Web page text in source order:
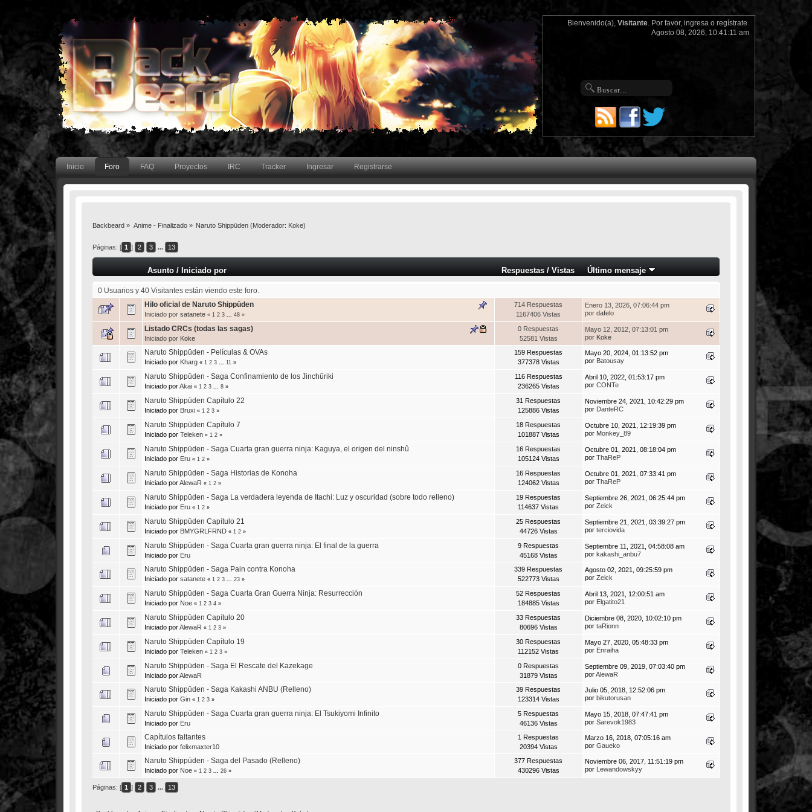
Bienvenido(a), Visitante. Por favor, ingresao regístrate.
Agosto 08, 2026, 10:41:11 am
Inicio Foro FAQ Proyectos IRC Tracker Ingresar Registrarse
Backbeard » Anime - Finalizado» Naruto Shippūden(Moderador: Koke)
Páginas: [ 1 ] 2 3 ... 13
Asunto /Iniciado por Respuestas / Vistas Último mensaje
0 Usuarios y 40 Visitantes están viendo este foro.
Hilo oficial de Naruto Shippūden
Iniciado por satanete « 1 2 3 48 »
714 Respuestas
1167406 Vistas
Enero 13, 2026, 07:06:44 pm
por dafelo
Listado CRCs (todas las sagas)
Iniciado por Koke
0 Respuestas
52581 Vistas
Mayo 12, 2012, 07:13:01 pm
por Koke
Naruto Shippūden - Películas & OVAs
Iniciado por Kharg « 1 2 3 11 »
159 Respuestas
377378 Vistas
Mayo 20, 2024, 01:13:52 pm
por Batousay
Naruto Shippūden - Saga Confinamiento de los Jinchûriki
Iniciado porAkai « 1 2 3 8 »
116 Respuestas
236265 Vistas
Abril 10, 2022, 01:53:17 pm
por CONTe
Naruto Shippūden Capítulo 22
Iniciado por Bruxi « 1 2 3 »
31 Respuestas
125886 Vistas
Noviembre 24, 2021, 10:42:29 pm
por DanteRC
Naruto Shippūden Capítulo 7
Iniciado por Teleken « 1 2 »
18 Respuestas
101887 Vistas
Octubre 10, 2021, 12:19:39 pm
por Monkey_89
Naruto Shippūden - Saga Cuarta gran guerra ninja: Kaguya, el origen del ninshû
Iniciado por Eru « 1 2 »
16 Respuestas
105124 Vistas
Octubre 01, 2021, 08:18:04 pm
por ThaReP
Naruto Shippūden - Saga Historias de Konoha
Iniciado porAlewaR « 1 2 »
16 Respuestas
124062 Vistas
Octubre 01, 2021, 07:33:41 pm
por ThaReP
Naruto Shippūden - Saga La verdadera leyenda de Itachi: Luz y oscuridad (sobre todo relleno)
Iniciado por Eru « 1 2 »
19 Respuestas
114637 Vistas
Septiembre 26, 2021, 06:25:44 pm
por Zeick
Naruto Shippūden Capítulo 21
Iniciado por BMYGRLFRND « 1 2 »
25 Respuestas
44726 Vistas
Septiembre 21, 2021, 03:39:27 pm
por terciovida
Naruto Shippūden - Saga Cuarta gran guerra ninja: El final de la guerra
Iniciado por Eru
9 Respuestas
45168 Vistas
Septiembre 11, 2021, 04:58:08 am
por kakashi_anbu7
Naruto Shippūden - Saga Pain contra Konoha
Iniciado por satanete « 1 2 3 23 »
339 Respuestas
522773 Vistas
Agosto 02, 2021, 09:25:59 pm
por Zeick
Naruto Shippūden - Saga Cuarta Gran Guerra Ninja: Resurrección
Iniciado por Noe « 1 2 3 4 »
52 Respuestas
184885 Vistas
Abril 13, 2021, 12:00:51 am
por Elgatito21
Naruto Shippūden Capítulo 20
Iniciado porAlewaR « 1 2 3 »
33 Respuestas
80696 Vistas
Diciembre 08, 2020, 10:02:10 pm
por taRionn
Naruto Shippūden Capítulo 19
Iniciado por Teleken « 1 2 3 »
30 Respuestas
112152 Vistas
Mayo 27, 2020, 05:48:33 pm
por Enraiha
Naruto Shippūden - Saga El Rescate del Kazekage
Iniciado porAlewaR
0 Respuestas
31879 Vistas
Septiembre 09, 2019, 07:03:40 pm
porAlewaR
Naruto Shippūden - Saga Kakashi ANBU (Relleno)
Iniciado por Gin « 1 2 3 »
39 Respuestas
123314 Vistas
Julio 05, 2018, 12:52:06 pm
por bikutorusan
Naruto Shippūden - Saga Cuarta gran guerra ninja: El Tsukiyomi Infinito
Iniciado por Eru
5 Respuestas
46136 Vistas
Mayo 15, 2018, 07:47:41 pm
por Sarevok1983
Capítulos faltantes
Iniciado por felixmaxter10
1 Respuestas
20394 Vistas
Marzo 16, 2018, 07:05:16 am
por Gaueko
Naruto Shippūden - Saga del Pasado (Relleno)
Iniciado por Noe « 1 2 3 26 »
377 Respuestas
430296 Vistas
Noviembre 06, 2017, 11:51:19 pm
por Lewandowskyy
Páginas: [ 1 ] 2 3 ... 13